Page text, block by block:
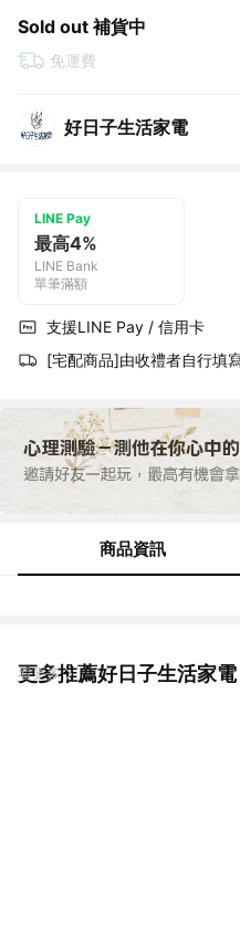
計/不佔空間/喬遷禮/輕便
Sold out 補貨中
免運費
好日子生活家電
LINE Pay
最高4%
LINE Bank
單筆滿額
支援LINE Pay / 信用卡
[宅配商品]由收禮者自行填
商品資訊
更多推薦好日子生活家電
看更多